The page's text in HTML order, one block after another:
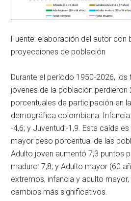
Fuente: elaboración del autor con
proyecciones de población
Durante el período 1950-2026, los
jóvenes de la población perdieron
porcentuales de participación en
demográfica colombiana:
-4,6; y Juventud:-1,9. Esta caída
mayor peso porcentual de las
Adulto joven aumentó 7,3 puntos
maduro: 7,8; y Adulto mayor (60
extremos, infancia y adulto
cambios más significativos.